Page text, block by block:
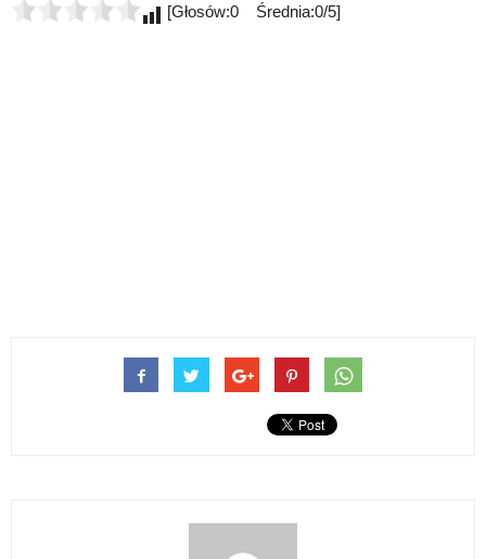
[Głosów:0 Średnia:0/5]